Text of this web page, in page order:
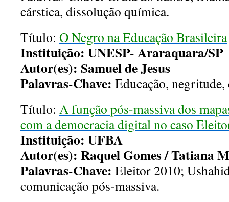
cárstica, dissolução química.
Título: O Negro na Educação Brasileira
Instituição: UNESP- Araraquara/SP
Autor(es): Samuel de Jesus
Palavras-Chave: Educação,
Título: A função pós-massiva dos
com a democracia digital no caso
Instituição: UFBA
Autor(es): Raquel Gomes / Tatiana
Palavras-Chave: Eleitor 2010;
comunicação pós-massiva.